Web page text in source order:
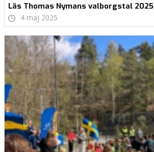
Läs Thomas Nymans valborgstal 2025
4 maj 2025